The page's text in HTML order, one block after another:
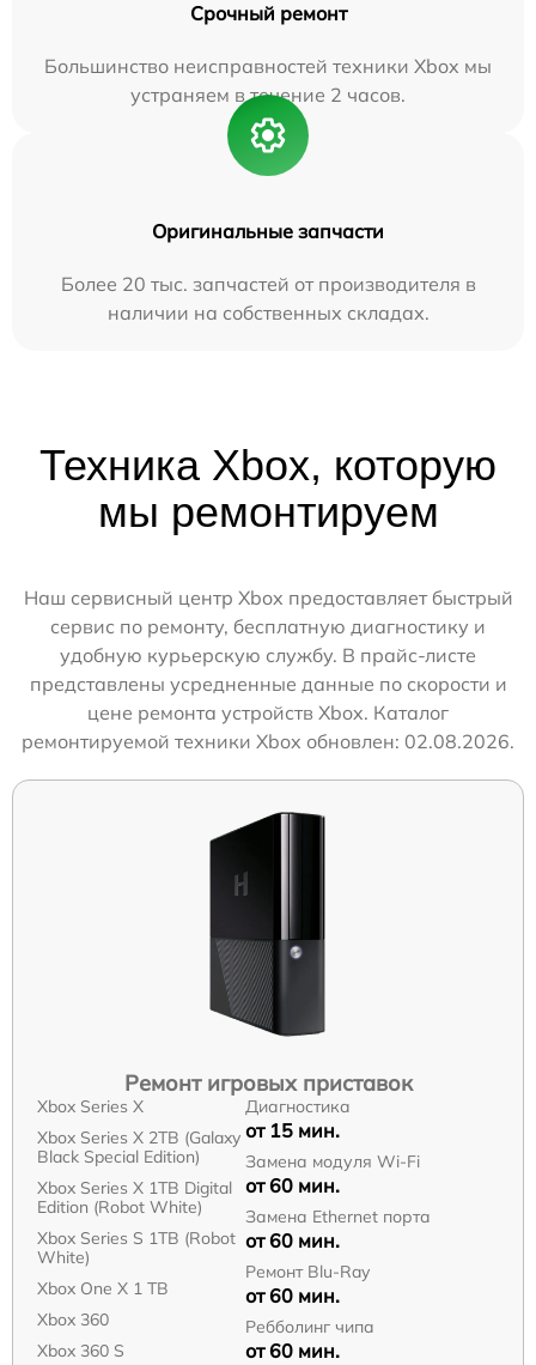
Срочный ремонт
Большинство неисправностей техники Xbox мы
устраняем в течение 2 часов.
Оригинальные запчасти
Более 20 тыс. запчастей от производителя в
наличии на собственных складах.
Техника Xbox, которую
мы ремонтируем
Наш сервисный центр Xbox предоставляет быстрый
сервис по ремонту, бесплатную диагностику и
удобную курьерскую службу. В прайс-листе
представлены усредненные данные по скорости и
цене ремонта устройств Xbox. Каталог
ремонтируемой техники Xbox обновлен: 02.08.2026.
Ремонт игровых приставок
Xbox Series X
Xbox Series X 2TB (Galaxy
Black Special Edition)
Xbox Series X 1TB Digital
Edition (Robot White)
Xbox Series S 1TB (Robot
White)
Xbox One X 1 TB
Xbox 360
Xbox 360 S
Диагностика
от 15 мин.
Замена модуля Wi-Fi
от 60 мин.
Замена Ethernet порта
от 60 мин.
Ремонт Blu-Ray
от 60 мин.
Ребболинг чипа
от 60 мин.